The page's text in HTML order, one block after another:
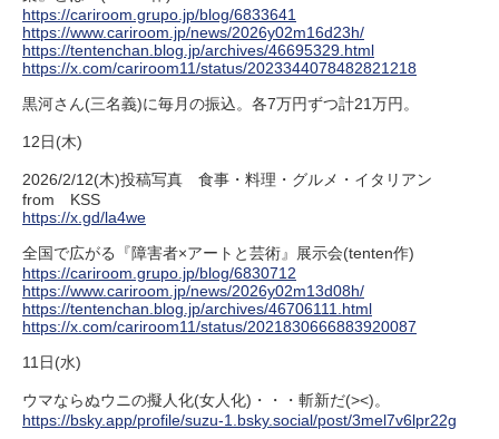
https://cariroom.grupo.jp/blog/6833641
https://www.cariroom.jp/news/2026y02m16d23h/
https://tentenchan.blog.jp/archives/46695329.html
https://x.com/cariroom11/status/2023344078482821218
黒河さん(三名義)に毎月の振込。各7万円ずつ計21万円。
12日(木)
2026/2/12(木)投稿写真 食事・料理・グルメ・イタリアン
from KSS
https://x.gd/la4we
全国で広がる『障害者×アートと芸術』展示会(tenten作)
https://cariroom.grupo.jp/blog/6830712
https://www.cariroom.jp/news/2026y02m13d08h/
https://tentenchan.blog.jp/archives/46706111.html
https://x.com/cariroom11/status/2021830666883920087
11日(水)
ウマならぬウニの擬人化(女人化)・・・斬新だ(><)。
https://bsky.app/profile/suzu-1.bsky.social/post/3mel7v6lpr22g